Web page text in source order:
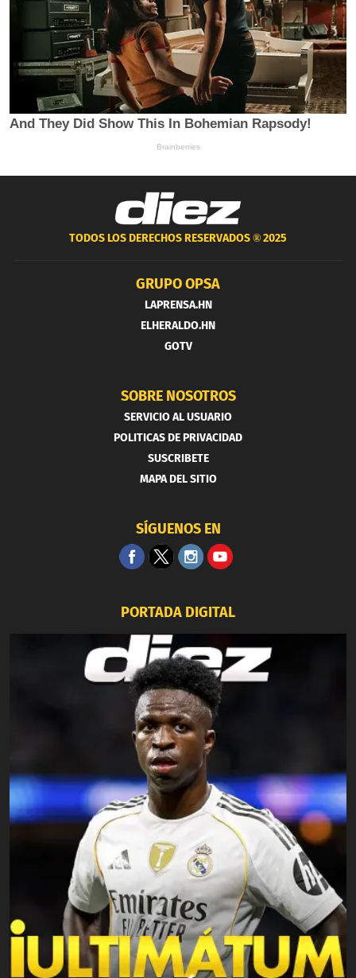
TODOS LOS DERECHOS RESERVADOS ®2025
GRUPO OPSA
LAPRENSA.HN
ELHERALDO.HN
GOTV
SOBRE NOSOTROS
SERVICIO AL USUARIO
POLITICAS DE PRIVACIDAD
SUSCRIBETE
MAPA DEL SITIO
SÍGUENOS EN
PORTADA DIGITAL